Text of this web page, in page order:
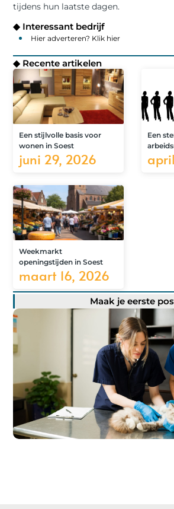
tijdens hun laatste dagen.
◆ Interessant bedrijf
Hier adverteren? Klik hier
◆ Recente artikelen
Een stijlvolle basis voor
wonen in Soest
juni 29, 2026
Een
Weekmarkt
openingstijden in Soest
maart 16, 2026
Maak je eerste